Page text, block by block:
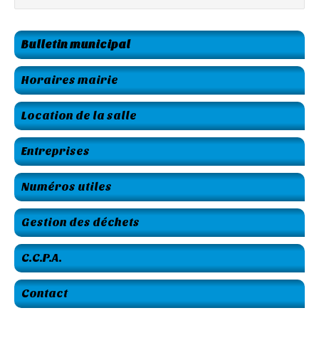
Bulletin municipal
Horaires mairie
Location de la salle
Entreprises
Numéros utiles
Gestion des déchets
C.C.P.A.
Contact